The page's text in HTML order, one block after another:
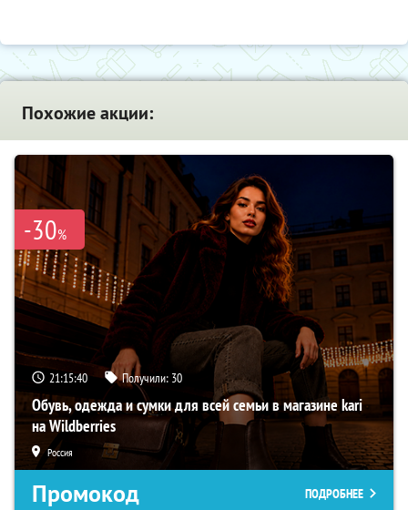
Похожие акции:
-30%
21:15:39 Получили: 30
Обувь, одежда и сумки для всей семьи в магазине kari
на Wildberries
Россия
Промокод ПОДРОБНЕЕ